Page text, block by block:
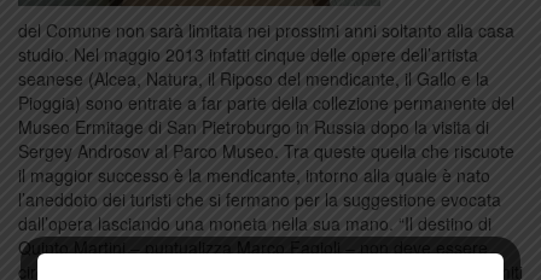
del Comune non sarà limitata nei prossimi anni soltanto alla casa
studio. Nel maggio 2013 infatti cinque delle opere dell’artista
seanese (Alcea, Natura, il Riposo del mendicante, il Gallo e la
Pioggia) sono entrate a far parte della collezione permanente del
Museo Ermitage di San Pietroburgo in Russia dopo la visita di
Sergey Androsov al Parco Museo. Tra queste quella che riscuote
il maggior successo è la mendicante, intorno alla quale è nato
l’aneddoto dei turisti che si fermano per la suggestione evocata
dall’opera lasciando una moneta nella sua mano. “Il destino di
Quinto Martini – puntualizza Marco Fagioli – non deve essere
circoscritto a Seano, la sua arte era nata per uscire da questi limiti